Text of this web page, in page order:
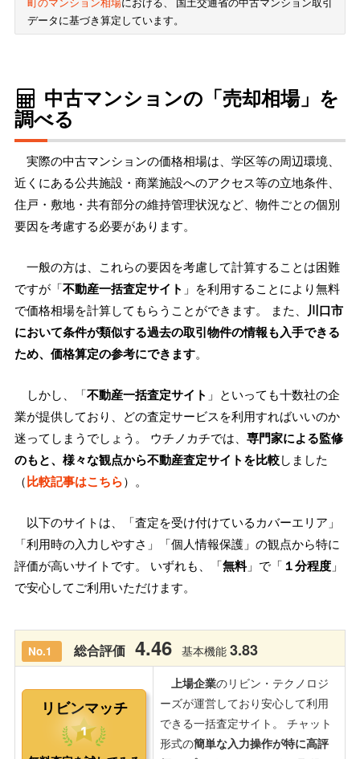
データに基づき算定しています。
中古マンションの「売却相場」を
調べる
実際の中古マンションの価格相場は、学区等の周辺環境、
近くにある公共施設・商業施設へのアクセス等の立地条件、
住戸・敷地・共有部分の維持管理状況など、物件ごとの個別
要因を考慮する必要があります。
一般の方は、これらの要因を考慮して計算することは困難
ですが「不動産一括査定サイト 」を利用することにより無料
で価格相場を計算してもらうことができます。 また、 川口市
において条件が類似する過去の取引物件の情報も入手できる
ため、価格算定の参考にできます。
しかし、「不動産一括査定サイト 」といっても十数社の企
業が提供しており、どの査定サービスを利用すればいいのか
迷ってしまうでしょう。 ウチノカチでは、 専門家による監修
のもと、様々な観点から不動産査定サイトを比較しました
（比較記事はこちら）。
以下のサイトは、「査定を受け付けているカバーエリア」
「利用時の入力しやすさ」「個人情報保護」の観点から特に
評価が高いサイトです。 いずれも、「無料」で「 １分程度 」
で安心してご利用いただけます。